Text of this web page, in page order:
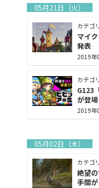
05月21日（火）
カテゴ
マイ
発表
2019年
カテゴ
G123
が登場
2019年
05月02日（木）
カテゴ
絶望
手間